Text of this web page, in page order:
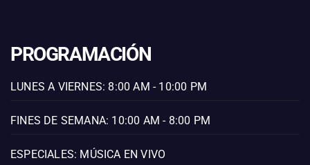
PROGRAMACIÓN
LUNES A VIERNES: 8:00 AM - 10:00 PM
FINES DE SEMANA: 10:00 AM - 8:00 PM
ESPECIALES: MÚSICA EN VIVO